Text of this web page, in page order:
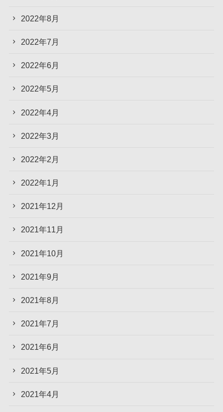
2022年8月
2022年7月
2022年6月
2022年5月
2022年4月
2022年3月
2022年2月
2022年1月
2021年12月
2021年11月
2021年10月
2021年9月
2021年8月
2021年7月
2021年6月
2021年5月
2021年4月